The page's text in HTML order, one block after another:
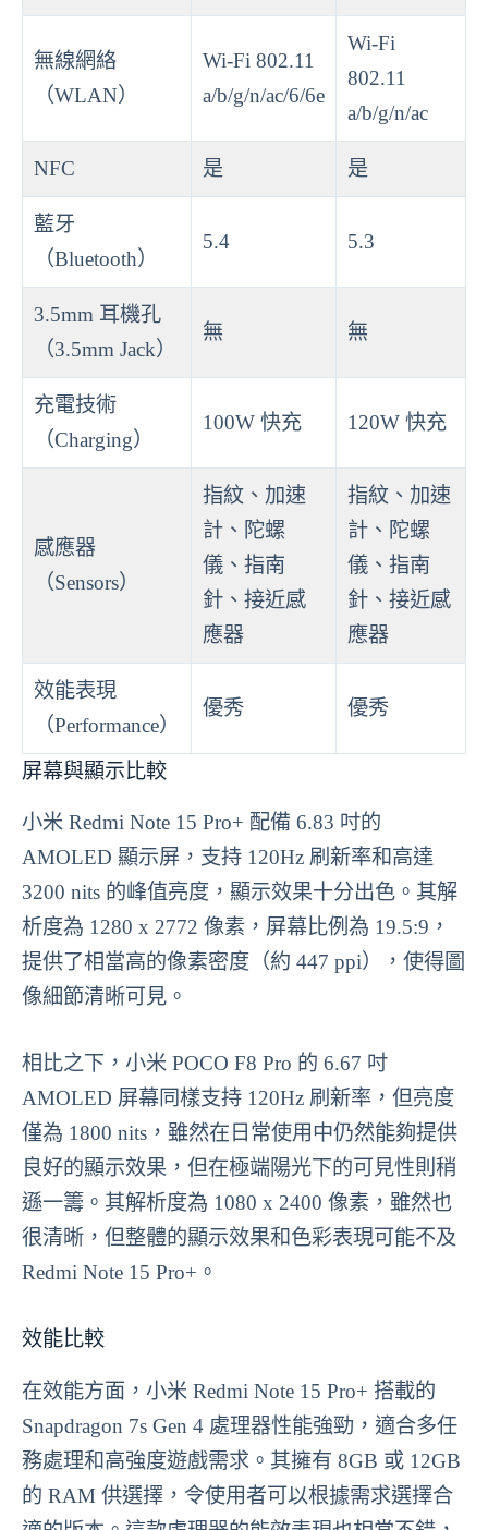
無線網絡
（WLAN）
Wi-Fi 802.11
a/b/g/n/ac/6/6e
Wi-Fi
802.11
a/b/g/n/ac
NFC 是 是
藍牙
（Bluetooth）
5.4 5.3
3.5mm 耳機孔
（3.5mm Jack）
無 無
充電技術
（Charging）
100W 快充 120W 快充
感應器
（Sensors）
指紋、加速
計、陀螺
儀、指南
針、接近感
應器
指紋、加速
計、陀螺
儀、指南
針、接近感
應器
效能表現
（Performance）
優秀 優秀
屏幕與顯示比較
小米 Redmi Note 15 Pro+ 配備 6.83 吋的
AMOLED 顯示屏，支持 120Hz 刷新率和高達
3200 nits 的峰值亮度，顯示效果十分出色。其解
析度為 1280 x 2772 像素，屏幕比例為 19.5:9，
提供了相當高的像素密度（約 447 ppi），使得圖
像細節清晰可見。
相比之下，小米 POCO F8 Pro 的 6.67 吋
AMOLED 屏幕同樣支持 120Hz 刷新率，但亮度
僅為 1800 nits，雖然在日常使用中仍然能夠提供
良好的顯示效果，但在極端陽光下的可見性則稍
遜一籌。其解析度為 1080 x 2400 像素，雖然也
很清晰，但整體的顯示效果和色彩表現可能不及
Redmi Note 15 Pro+。
效能比較
在效能方面，小米 Redmi Note 15 Pro+ 搭載的
Snapdragon 7s Gen 4 處理器性能強勁，適合多任
務處理和高強度遊戲需求。其擁有 8GB 或 12GB
的 RAM 供選擇，令使用者可以根據需求選擇合